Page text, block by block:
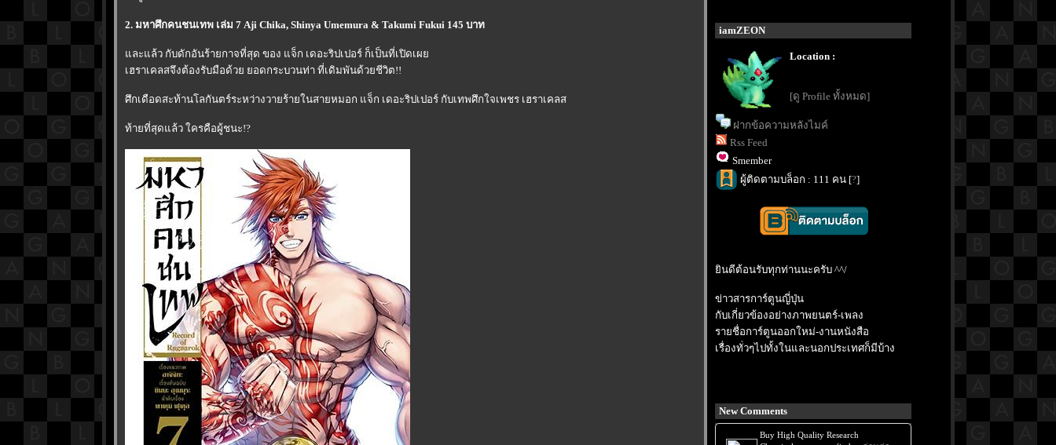
2. มหาศึกคนชนเทพ เล่ม 7 Aji Chika, Shinya Umemura & Takumi Fukui 145 บาท
ละแล้ว กับดักอันร้ายกาจที่สุด ของ แจ็ก เดอะริปเปอร์ ก็เป็นที่เปิดเผ
เฮราเคลสจึงต้องรับมือด้วย ยอดกระบวนท่า ที่เดิมพันด้วยชีวิต!!
ศึกเดือดสะท้านโลกันตร์ระหว่างวายร้ายในสายหมอก แจ็ก เดอะริปเปอร์ กับเทพศึกใจเพชร เฮราเคลส
ท้ายที่สุดแล้ว ใครคือผู้ชนะ!?
iamZEON
Location :
[ดู Profile ทั้งหมด]
ฝากข้อความหลังไมค์
Rss Feed
Smember
ผู้ติดตามบล็อก : 111 คน [?]
ินดีต้อนรับทุกท่านนะครับ ^^/
ข่าวสารการ์ตูนญี่ปุ่น
กับเกี่ยวข้องอย่างภาพยนตร์-เพลง
รายชื่อการ์ตูนออกใหม่-งานหนังสือ
เรื่องทั่วๆไปทั้งในและนอกประเทศก็มีบ้าง
New Comments